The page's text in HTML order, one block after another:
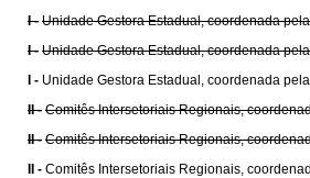
I - Unidade Gestora Estadual, coordenada
I - Unidade Gestora Estadual, coordenada
I - Unidade Gestora Estadual, coordenada
II - Comitês Intersetoriais Regionais,
II - Comitês Intersetoriais Regionais,
II - Comitês Intersetoriais Regionais,